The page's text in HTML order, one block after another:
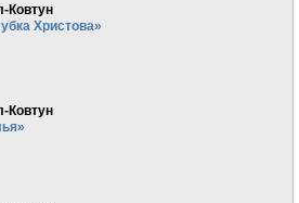
Ковтун
Христова»
Ковтун